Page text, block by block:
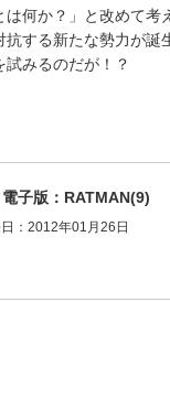
何か？」と改めて考
する新たな勢力が誕
みるのだが！？
電子版：RATMAN(9)
：2012年01月26日